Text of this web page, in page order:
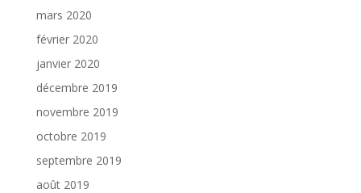
mars 2020
février 2020
janvier 2020
décembre 2019
novembre 2019
octobre 2019
septembre 2019
août 2019